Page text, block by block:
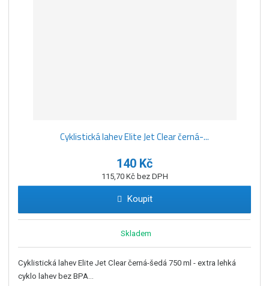
Cyklistická lahev Elite Jet Clear černá-...
140 Kč
115,70 Kč bez DPH
Koupit
Skladem
Cyklistická lahev Elite Jet Clear černá-šedá 750 ml - extra lehká
cyklo lahev bez BPA...